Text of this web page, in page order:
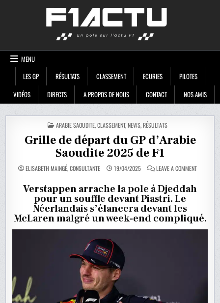
MENU
LES GP
RÉSULTATS CLASSEMENT ECURIES
PILOTES
VIDÉOS
DIRECTS A PROPOS DE NOUS CONTACT NOS AMIS
POSTED
IN
ARABIE SAOUDITE,CLASSEMENT,NEWS,RÉSULTATS
Grille de départ du GP d’Arabie
Saoudite 2025 de F1
ELISABETH MAINGÉ, CONSULTANTE 19/04/2025 LEAVE A COMMENTON
DU
2025
DE
Verstappen arrache la pole à Djeddah
pour un souffle devant Piastri. Le
Néerlandais s’élancera devant les
McLaren malgré un week-end compliqué.